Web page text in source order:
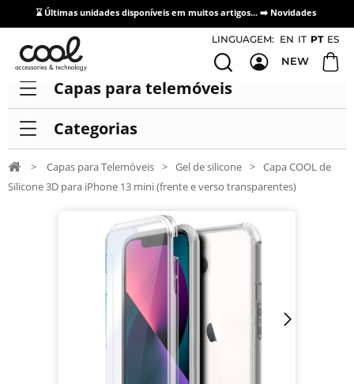
⌛ Últimas unidades disponíveis em muitos artigos... ➡️ Novidades
Acesso / Cadastro de Distribuidores
LINGUAGEM: EN IT PT ES
NEW
Capas para telemóveis
Categorias
> Capas para Telemóveis > Gel de silicone > Capa COOL de
Silicone 3D para iPhone 13 mini (frente e verso transparentes)